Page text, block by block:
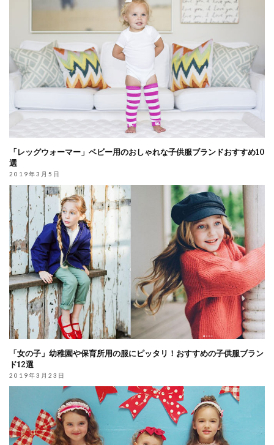
「レッグウォーマー」ベビー用のおしゃれな子供服ブランドおすすめ10
選
2019年3月5日
「女の子」幼稚園や保育所用の服にピッタリ！おすすめの子供服ブラン
ド12選
2019年3月23日